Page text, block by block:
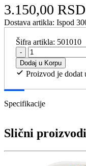
3.150,00 RSD
Dostava artikla: Ispod
Šifra artikla: 501010
-
Dodaj u Korpu
Proizvod je dodat
Specifikacije
Slični proizvodi